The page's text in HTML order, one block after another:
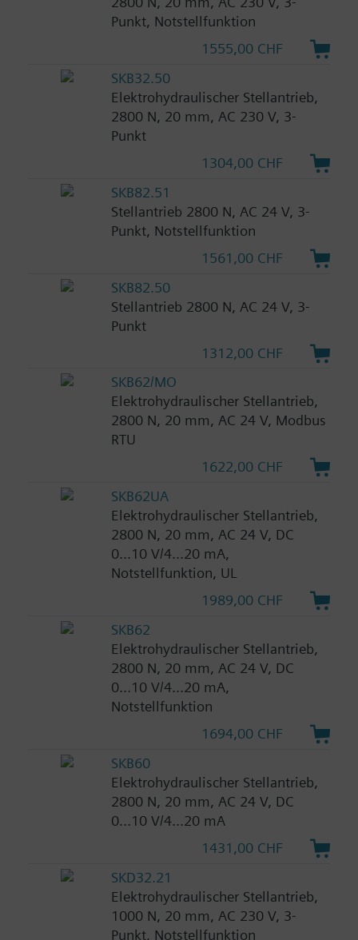
Punkt, Notstellfunktion
1555,00 CHF
SKB32.50
Elektrohydraulischer Stellantrieb,
2800 N, 20 mm, AC 230 V, 3-
Punkt
1304,00 CHF
SKB82.51
Stellantrieb 2800 N, AC 24 V, 3-
Punkt, Notstellfunktion
1561,00 CHF
SKB82.50
Stellantrieb 2800 N, AC 24 V, 3-
Punkt
1312,00 CHF
SKB62/MO
Elektrohydraulischer Stellantrieb,
2800 N, 20 mm, AC 24 V, Modbus
RTU
1622,00 CHF
SKB62UA
Elektrohydraulischer Stellantrieb,
2800 N, 20 mm, AC 24 V, DC
0...10 V/4...20 mA,
Notstellfunktion, UL
1989,00 CHF
SKB62
Elektrohydraulischer Stellantrieb,
2800 N, 20 mm, AC 24 V, DC
0...10 V/4...20 mA,
Notstellfunktion
1694,00 CHF
SKB60
Elektrohydraulischer Stellantrieb,
2800 N, 20 mm, AC 24 V, DC
0...10 V/4...20 mA
1431,00 CHF
SKD32.21
Elektrohydraulischer Stellantrieb,
1000 N, 20 mm, AC 230 V, 3-
Punkt, Notstellfunktion